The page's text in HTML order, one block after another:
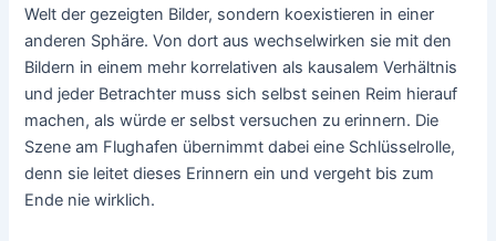
Welt der gezeigten Bilder, sondern koexistieren in einer
anderen Sphäre. Von dort aus wechselwirken sie mit den
Bildern in einem mehr korrelativen als kausalem Verhältnis
und jeder Betrachter muss sich selbst seinen Reim hierauf
machen, als würde er selbst versuchen zu erinnern. Die
Szene am Flughafen übernimmt dabei eine Schlüsselrolle,
denn sie leitet dieses Erinnern ein und vergeht bis zum
Ende nie wirklich.